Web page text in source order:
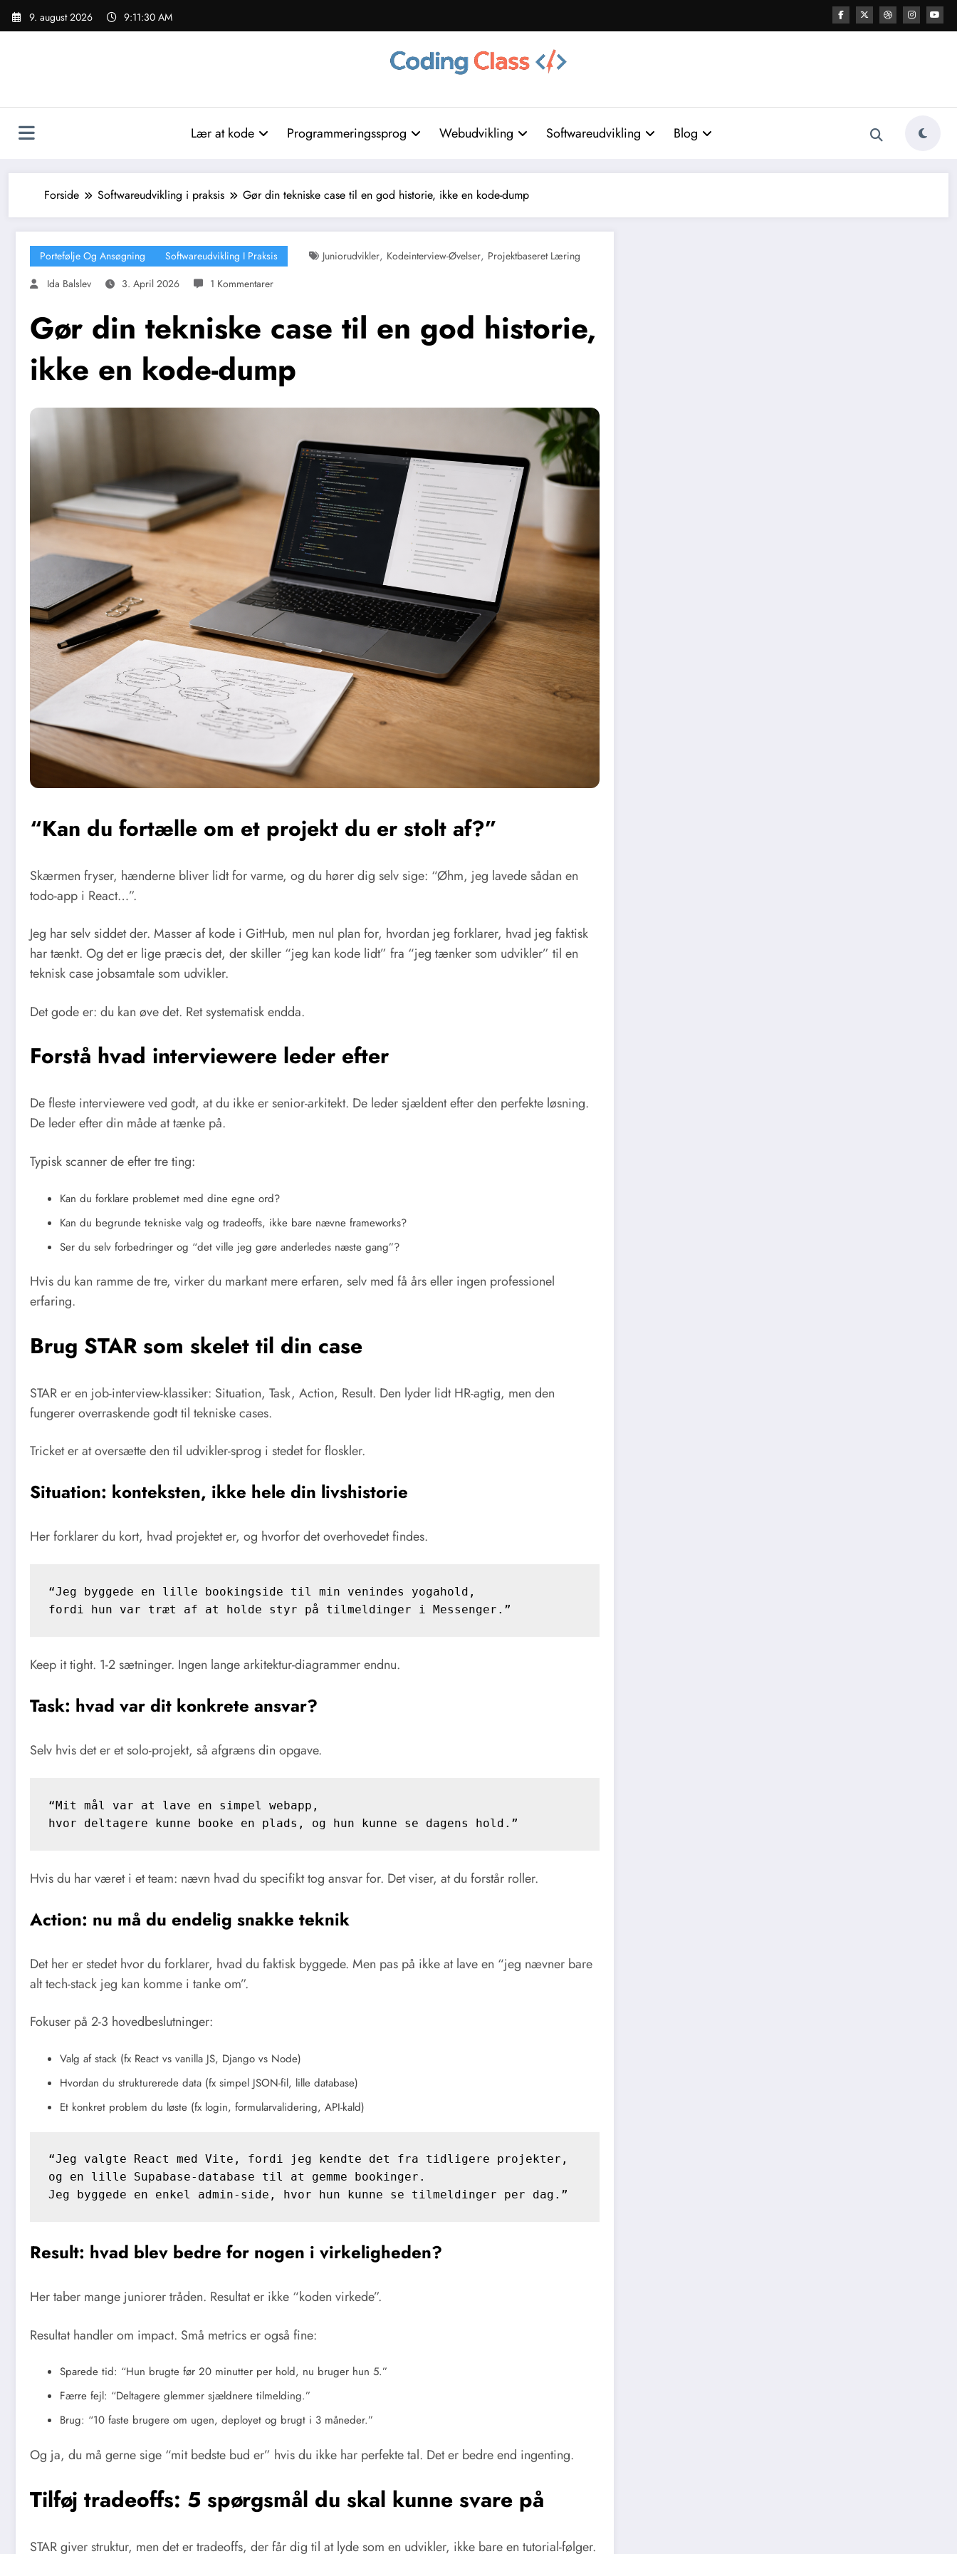
Videre
9. august 2026 9:11:31 AM
Lær at kode Programmeringssprog Webudvikling Softwareudvikling Blog
Forside Softwareudvikling i praksis Gør din tekniske case til en god historie, ikke en kode-dump
Portefølje Og Ansøgning Softwareudvikling I Praksis Juniorudvikler, Kodeinterview-Øvelser, Projektbaseret Læring
Ida Balslev
3. April 2026 1 Kommentarer
Gør din tekniske case til en god historie,
ikke en kode-dump
“Kan du fortælle om et projekt du er stolt af?”
Skærmen fryser, hænderne bliver lidt for varme, og du hører dig selv sige: “Øhm, jeg lavede sådan en
todo-app i React…”.
Jeg har selv siddet der. Masser af kode i GitHub, men nul plan for, hvordan jeg forklarer, hvad jeg faktisk
har tænkt. Og det er lige præcis det, der skiller “jeg kan kode lidt” fra “jeg tænker som udvikler” til en
teknisk case jobsamtale som udvikler.
Det gode er: du kan øve det. Ret systematisk endda.
Forstå hvad interviewere leder efter
De fleste interviewere ved godt, at du ikke er senior-arkitekt. De leder sjældent efter den perfekte løsning.
De leder efter din måde at tænke på.
Typisk scanner de efter tre ting:
Kan du forklare problemet med dine egne ord?
Kan du begrunde tekniske valg og tradeoffs, ikke bare nævne frameworks?
Ser du selv forbedringer og “det ville jeg gøre anderledes næste gang”?
Hvis du kan ramme de tre, virker du markant mere erfaren, selv med få års eller ingen professionel
erfaring.
Brug STAR som skelet til din case
STAR er en job-interview-klassiker: Situation, Task, Action, Result. Den lyder lidt HR-agtig, men den
fungerer overraskende godt til tekniske cases.
Tricket er at oversætte den til udvikler-sprog i stedet for floskler.
Situation: konteksten, ikke hele din livshistorie
Her forklarer du kort, hvad projektet er, og hvorfor det overhovedet findes.
“Jeg byggede en lille bookingside til min venindes yogahold,
fordi hun var træt af at holde styr på tilmeldinger i Messenger.”
Keep it tight. 1-2 sætninger. Ingen lange arkitektur-diagrammer endnu.
Task: hvad var dit konkrete ansvar?
Selv hvis det er et solo-projekt, så afgræns din opgave.
“Mit mål var at lave en simpel webapp,
hvor deltagere kunne booke en plads, og hun kunne se dagens hold.”
Hvis du har været i et team: nævn hvad du specifikt tog ansvar for. Det viser, at du forstår roller.
Action: nu må du endelig snakke teknik
Det her er stedet hvor du forklarer, hvad du faktisk byggede. Men pas på ikke at lave en “jeg nævner bare
alt tech-stack jeg kan komme i tanke om”.
Fokuser på 2-3 hovedbeslutninger:
Valg af stack (fx React vs vanilla JS, Django vs Node)
Hvordan du strukturerede data (fx simpel JSON-fil, lille database)
Et konkret problem du løste (fx login, formularvalidering, API-kald)
“Jeg valgte React med Vite, fordi jeg kendte det fra tidligere projekter,
og en lille Supabase-database til at gemme bookinger.
Jeg byggede en enkel admin-side, hvor hun kunne se tilmeldinger per dag.”
Result: hvad blev bedre for nogen i virkeligheden?
Her taber mange juniorer tråden. Resultat er ikke “koden virkede”.
Resultat handler om impact. Små metrics er også fine:
Sparede tid: “Hun brugte før 20 minutter per hold, nu bruger hun 5.”
Færre fejl: “Deltagere glemmer sjældnere tilmelding.”
Brug: “10 faste brugere om ugen, deployet og brugt i 3 måneder.”
Og ja, du må gerne sige “mit bedste bud er” hvis du ikke har perfekte tal. Det er bedre end ingenting.
Tilføj tradeoffs: 5 spørgsmål du skal kunne svare på
STAR giver struktur, men det er tradeoffs, der får dig til at lyde som en udvikler, ikke bare en tutorial-følger.